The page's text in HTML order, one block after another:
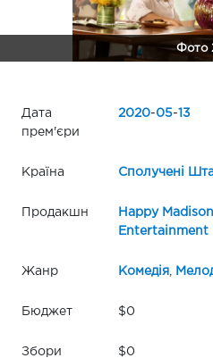
Фото
Дата
прем'єри
2020-05-13
Країна Сполучені
Продакшн Happy
Entertainment
Жанр Комедія,
Бюджет $0
Збори $0